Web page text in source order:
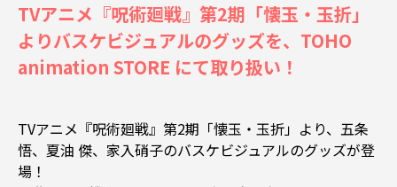
TVアニメ『呪術廻戦』第2期「懐玉・玉折」
よりバスケビジュアルのグッズを、TOHO
animation STORE にて取り扱い！
TVアニメ『呪術廻戦』第2期「懐玉・玉折」より、五条
悟、夏油 傑、家入硝子のバスケビジュアルのグッズが登
場！